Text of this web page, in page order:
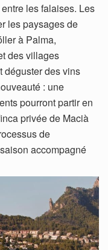
les falaises. Les
les paysages de
à Palma,
des villages
déguster des vins
: une
pourront partir en
privée de Macià
de
accompagné